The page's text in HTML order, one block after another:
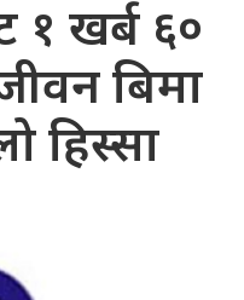
१ खर्ब ६०
बिमा
हिस्सा